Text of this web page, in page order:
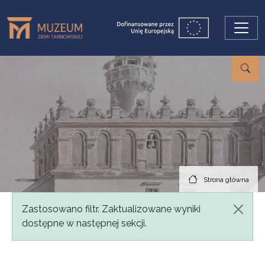
Strona główna
Komunikat
Zastosowano filtr. Zaktualizowane wyniki
dostępne w następnej sekcji.